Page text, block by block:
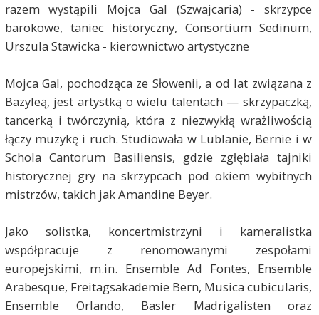
razem wystąpili Mojca Gal (Szwajcaria) - skrzypce
barokowe, taniec historyczny, Consortium Sedinum,
Urszula Stawicka - kierownictwo artystyczne
Mojca Gal, pochodząca ze Słowenii, a od lat związana z
Bazyleą, jest artystką o wielu talentach — skrzypaczką,
tancerką i twórczynią, która z niezwykłą wrażliwością
łączy muzykę i ruch. Studiowała w Lublanie, Bernie i w
Schola Cantorum Basiliensis, gdzie zgłębiała tajniki
historycznej gry na skrzypcach pod okiem wybitnych
mistrzów, takich jak Amandine Beyer.
Jako solistka, koncertmistrzyni i kameralistka
współpracuje z renomowanymi zespołami
europejskimi, m.in. Ensemble Ad Fontes, Ensemble
Arabesque, Freitagsakademie Bern, Musica cubicularis,
Ensemble Orlando, Basler Madrigalisten oraz